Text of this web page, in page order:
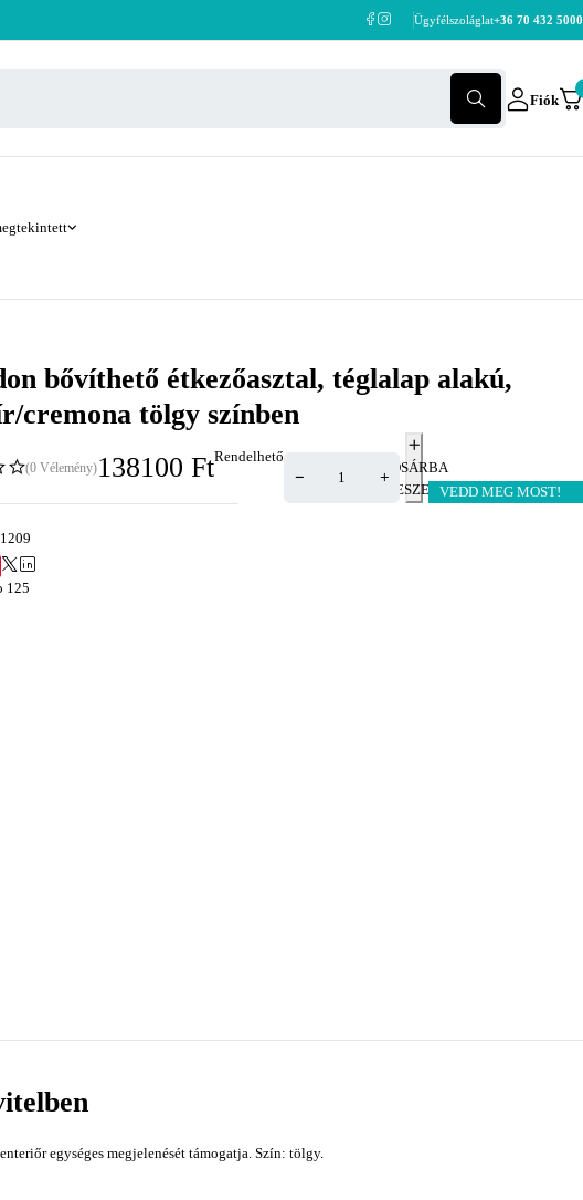
Ügyfélszoláglat+36 70 432 5000
Fiók
bővíthető étkezőasztal, téglalap alakú,
cremona tölgy színben
(0 Vélemény)138100 FtRendelhető
KOSÁRBA
TESZEMVEDD MEG MOST!
125
egységes megjelenését támogatja. Szín: tölgy.